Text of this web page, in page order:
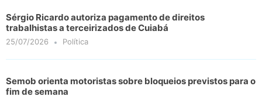
Sérgio Ricardo autoriza pagamento de direitos
trabalhistas a terceirizados de Cuiabá
25/07/2026 Política
Semob orienta motoristas sobre bloqueios previstos para o
fim de semana